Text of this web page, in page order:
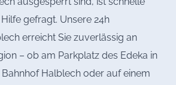
gefragt. Unsere 24h
erreicht Sie zuverlässig an
– ob am Parkplatz des Edeka in
Halblech oder auf einem